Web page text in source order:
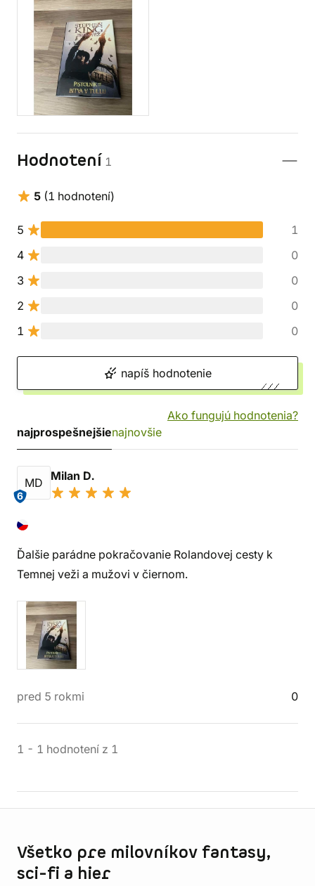
Hodnotení 1
5 (1 hodnotení)
5
1
4
0
3
0
2
0
1
0
napíš hodnotenie
Ako fungujú hodnotenia?
najprospešnejšienajnovšie
MD
6
Milan D.
Ďalšie parádne pokračovanie Rolandovej cesty k
Temnej veži a mužovi v čiernom.
pred 5 rokmi 0
1 - 1 hodnotení z 1
Všetko pre milovníkov fantasy,
sci-fi a hier